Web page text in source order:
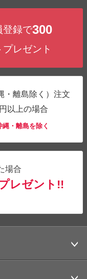
登録で300
レゼント
・離島除く）注文
以上の場合
縄・離島を除く
場合
レゼント!!